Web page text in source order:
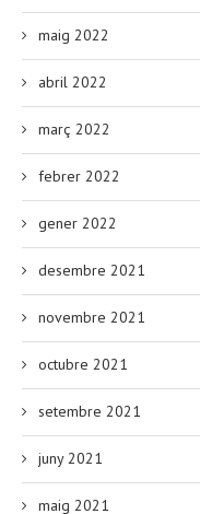
maig 2022
abril 2022
març 2022
febrer 2022
gener 2022
desembre 2021
novembre 2021
octubre 2021
setembre 2021
juny 2021
maig 2021